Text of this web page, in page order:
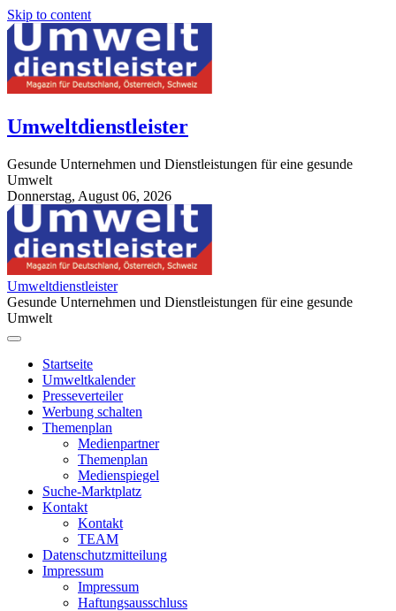
Skip to content
Umweltdienstleister
Gesunde Unternehmen und Dienstleistungen für eine gesunde
Umwelt
Donnerstag, August 06, 2026
StuttgartApotheke.com
Umweltdienstleister
Gesunde Unternehmen und Dienstleistungen für eine gesunde
Umwelt
Startseite
Umweltkalender
Presseverteiler
Werbung schalten
Themenplan
Medienpartner
Themenplan
Medienspiegel
Suche-Marktplatz
Kontakt
Kontakt
TEAM
Datenschutzmitteilung
Impressum
Impressum
Haftungsausschluss